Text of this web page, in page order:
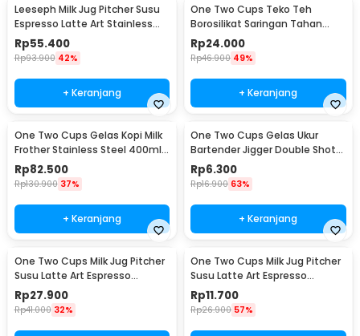
Leeseph Milk Jug Pitcher Susu
Espresso Latte Art Stainless
Steel 600ml - L-2016
Rp55.400
Rp93.900 42%
+ Keranjang
One Two Cups Teko Teh
Borosilikat Saringan Tahan
Panas Teapot 500ml - TP-757
Rp24.000
Rp46.900 49%
+ Keranjang
One Two Cups Gelas Kopi Milk
Frother Stainless Steel 400ml -
WZ0011
Rp82.500
Rp130.900 37%
+ Keranjang
One Two Cups Gelas Ukur
Bartender Jigger Double Shot
15ml and 30ml - LE2
Rp6.300
Rp16.900 63%
+ Keranjang
One Two Cups Milk Jug Pitcher
Susu Latte Art Espresso
Stainless Steel 200ml - J068
Rp27.900
Rp41.000 32%
One Two Cups Milk Jug Pitcher
Susu Latte Art Espresso
Stainless Steel 1oz - S06HG
Rp11.700
Rp26.900 57%